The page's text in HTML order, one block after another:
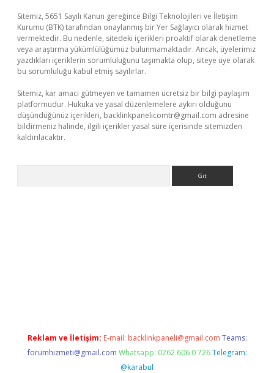
Sitemiz, 5651 Sayılı Kanun gereğince Bilgi Teknolojileri ve İletişim
Kurumu (BTK) tarafından onaylanmış bir Yer Sağlayıcı olarak hizmet
vermektedir. Bu nedenle, sitedeki içerikleri proaktif olarak denetleme
veya araştırma yükümlülüğümüz bulunmamaktadır. Ancak, üyelerimiz
yazdıkları içeriklerin sorumluluğunu taşımakta olup, siteye üye olarak
bu sorumluluğu kabul etmiş sayılırlar.
Sitemiz, kar amacı gütmeyen ve tamamen ücretsiz bir bilgi paylaşım
platformudur. Hukuka ve yasal düzenlemelere aykırı olduğunu
düşündüğünüz içerikleri, backlinkpanelicomtr@gmail.com adresine
bildirmeniz halinde, ilgili içerikler yasal süre içerisinde sitemizden
kaldırılacaktır.
Reklam ve İletişim: E-mail: backlinkpaneli@gmail.com Teams:
forumhizmeti@gmail.com Whatsapp: 0262 606 0 726 Telegram:
@karabul